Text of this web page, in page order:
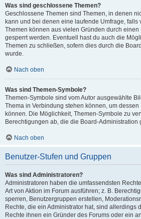
Was sind geschlossene Themen?
Geschlossene Themen sind Themen, in denen
kann und bei denen eine laufende Umfrage,
Themen können aus vielen Gründen durch
gesperrt werden. Eventuell hast du auch die
Themen zu schließen, sofern dies durch die
wurde.
Nach oben
Was sind Themen-Symbole?
Themen-Symbole sind vom Autor ausgewählte
Thema in Verbindung stehen können, um
können. Die Möglichkeit, Themen-Symbole zu
Berechtigungen ab, die die Board-Administration
Nach oben
Benutzer-Stufen und Gruppen
Was sind Administratoren?
Administratoren haben die umfassendsten
Art von Aktion im Forum ausführen; z. B.
sperren, Benutzergruppen erstellen,
Rechte, die ein Administrator hat, sind allerdings
Rechte ihnen ein Gründer des Forums oder ein